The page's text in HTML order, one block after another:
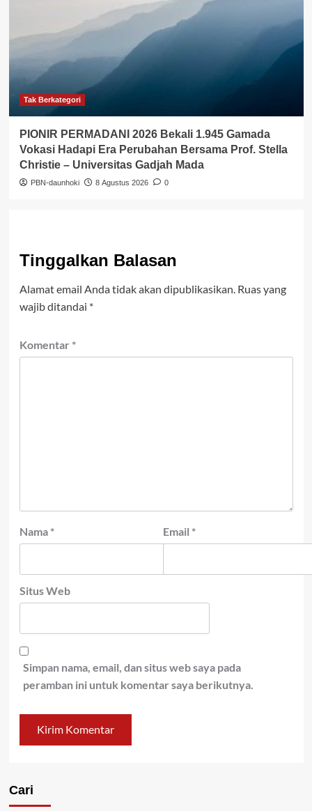
Tak Berkategori
PIONIR PERMADANI 2026 Bekali 1.945 Gamada
Vokasi Hadapi Era Perubahan Bersama Prof. Stella
Christie – Universitas Gadjah Mada
PBN-daunhoki 8 Agustus 2026 0
Tinggalkan Balasan
Alamat email Anda tidak akan dipublikasikan. Ruas yang
wajib ditandai *
Komentar *
Nama * Email *
Situs Web
Simpan nama, email, dan situs web saya pada
peramban ini untuk komentar saya berikutnya.
Cari